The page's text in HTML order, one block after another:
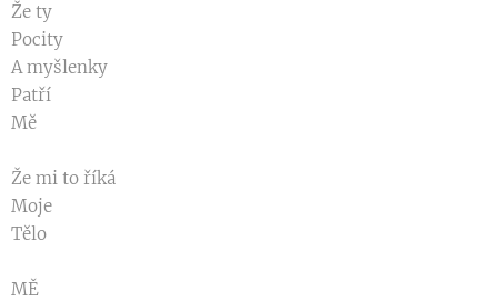
Že ty
Pocity
A myšlenky
Patří
Mě
Že mi to říká
Moje
Tělo
MĚ